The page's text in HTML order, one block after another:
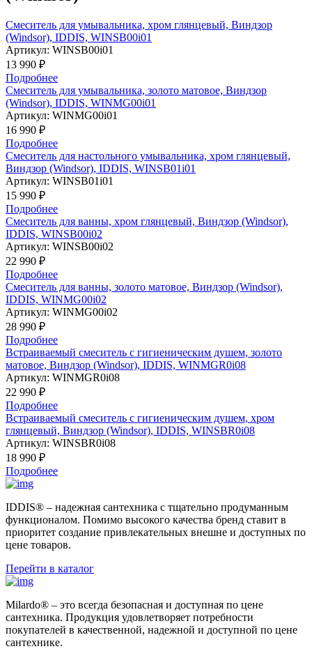
Смеситель для умывальника, хром глянцевый, Виндзор
(Windsor), IDDIS, WINSB00i01
Артикул: WINSB00i01
13 990 ₽
Подробнее
Смеситель для умывальника, золото матовое, Виндзор
(Windsor), IDDIS, WINMG00i01
Артикул: WINMG00i01
16 990 ₽
Подробнее
Смеситель для настольного умывальника, хром глянцевый,
Виндзор (Windsor), IDDIS, WINSB01i01
Артикул: WINSB01i01
15 990 ₽
Подробнее
Смеситель для ванны, хром глянцевый, Виндзор (Windsor),
IDDIS, WINSB00i02
Артикул: WINSB00i02
22 990 ₽
Подробнее
Смеситель для ванны, золото матовое, Виндзор (Windsor),
IDDIS, WINMG00i02
Артикул: WINMG00i02
28 990 ₽
Подробнее
Встраиваемый смеситель с гигиеническим душем, золото
матовое, Виндзор (Windsor), IDDIS, WINMGR0i08
Артикул: WINMGR0i08
22 990 ₽
Подробнее
Встраиваемый смеситель с гигиеническим душем, хром
глянцевый, Виндзор (Windsor), IDDIS, WINSBR0i08
Артикул: WINSBR0i08
18 990 ₽
Подробнее
IDDIS® – надежная сантехника с тщательно продуманным
функционалом. Помимо высокого качества бренд ставит в
приоритет создание привлекательных внешне и доступных по
цене товаров.
Перейти в каталог
Milardo® – это всегда безопасная и доступная по цене
сантехника. Продукция удовлетворяет потребности
покупателей в качественной, надежной и доступной по цене
сантехнике.